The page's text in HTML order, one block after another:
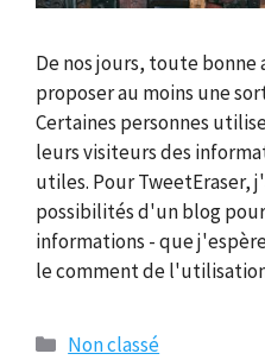
De nos jours, toute
proposer au moins une
Certaines personnes
leurs visiteurs des
utiles. Pour TweetEraser,
possibilités d'un blog
informations - que
le comment de l'utilisation
Catégories
Non classé